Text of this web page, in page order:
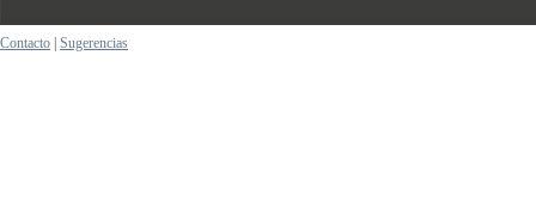
Contacto Sugerencias